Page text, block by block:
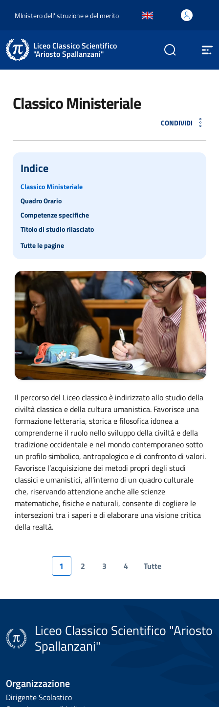
MInistero dell'istruzione e del merito
Liceo Classico Scientifico
"Ariosto Spallanzani"
Classico Ministeriale
CONDIVIDI
Indice
Classico Ministeriale
Quadro Orario
Competenze specifiche
Titolo di studio rilasciato
Tutte le pagine
Il percorso del Liceo classico è indirizzato allo studio della
civiltà classica e della cultura umanistica. Favorisce una
formazione letteraria, storica e filosofica idonea a
comprenderne il ruolo nello sviluppo della civiltà e della
tradizione occidentale e nel mondo contemporaneo sotto
un profilo simbolico, antropologico e di confronto di valori.
Favorisce l’acquisizione dei metodi propri degli studi
classici e umanistici, all'interno di un quadro culturale
che, riservando attenzione anche alle scienze
matematiche, fisiche e naturali, consente di cogliere le
intersezioni tra i saperi e di elaborare una visione critica
della realtà.
1 2 3 4 Tutte
Liceo Classico Scientifico "Ariosto
Spallanzani"
Organizzazione
Dirigente Scolastico